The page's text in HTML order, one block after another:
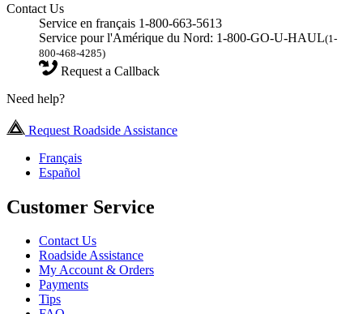
Contact Us
Service en français 1-800-663-5613
Service pour l'Amérique du Nord: 1-800-GO-U-HAUL(1-
800-468-4285)
Request a Callback
Need help?
Request Roadside Assistance
Français
Español
Customer Service
Contact Us
Roadside Assistance
My Account & Orders
Payments
Tips